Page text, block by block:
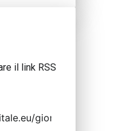
il link RSS